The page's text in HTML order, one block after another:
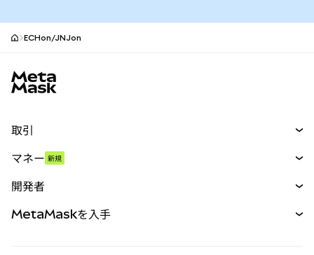
ECHon/JNJon
取引
パーペチュアル
RWA
マネー 新規
開発者
MetaMaskを入手